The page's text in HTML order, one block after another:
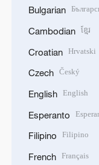
Bulgarian
Cambodian ខ្មែរ
Croatian Hrvatski
Czech Český
English English
Esperanto
Filipino Filipino
French Français